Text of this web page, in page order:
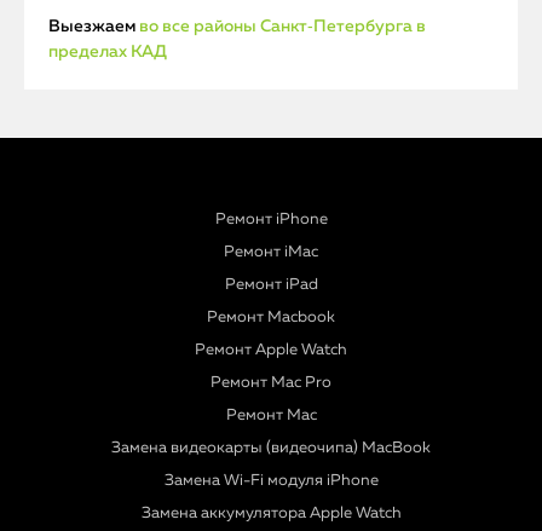
Выезжаем во все районы Санкт‑Петербурга в
пределах КАД
Ремонт iPhone
Ремонт iMac
Ремонт iPad
Ремонт Macbook
Ремонт Apple Watch
Ремонт Mac Pro
Ремонт Mac
Замена видеокарты (видеочипа) MacBook
Замена Wi-Fi модуля iPhone
Замена аккумулятора Apple Watch